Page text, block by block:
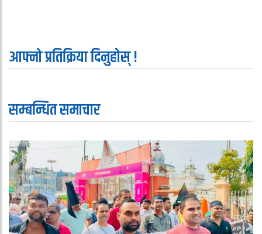
आफ्नो प्रतिक्रिया दिनुहोस् !
सम्बन्धित समाचार